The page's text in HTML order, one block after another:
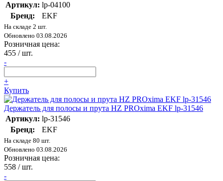
Артикул: lp-04100
Бренд:
EKF
На складе 2 шт.
Обновлено 03.08.2026
Розничная цена:
455 / шт.
-
+
Купить
Держатель для полосы и прута HZ PROxima EKF lp-31546
Артикул: lp-31546
Бренд:
EKF
На складе 80 шт.
Обновлено 03.08.2026
Розничная цена:
558 / шт.
-